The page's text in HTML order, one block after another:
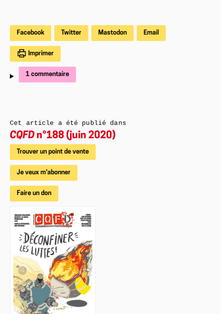
Facebook Twitter Mastodon Email
Imprimer
1 commentaire
Cet article a été publié dans
CQFD n°188 (juin 2020)
Trouver un point de vente
Je veux m'abonner
Faire un don